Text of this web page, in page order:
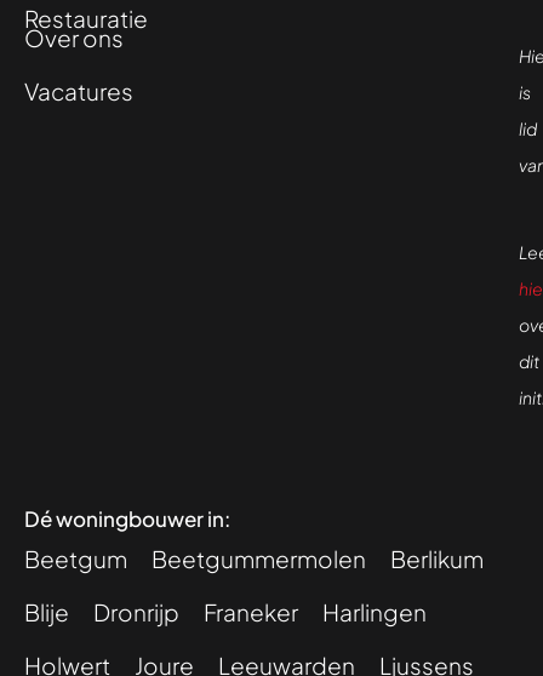
Restauratie
Over ons
Vacatures
is
lid
dit
Dé woningbouwer in:
Beetgum Beetgummermolen
Berlikum
Blije
Dronrijp Franeker
Harlingen
Holwert
Joure Leeuwarden
Ljussens